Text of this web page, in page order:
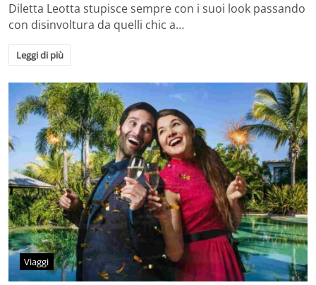
Diletta Leotta stupisce sempre con i suoi look passando
con disinvoltura da quelli chic a…
Leggi di più
Viaggi